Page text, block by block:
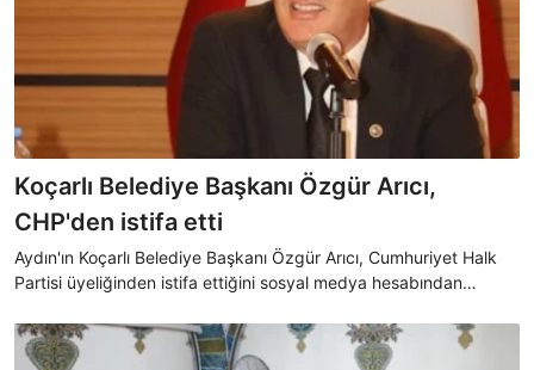
Koçarlı Belediye Başkanı Özgür Arıcı,
CHP'den istifa etti
Aydın'ın Koçarlı Belediye Başkanı Özgür Arıcı, Cumhuriyet Halk
Partisi üyeliğinden istifa ettiğini sosyal medya hesabından